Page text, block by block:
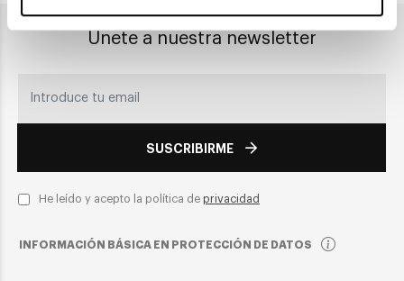
Únete a nuestra newsletter
SUSCRIBIRME
He leído y acepto la política de privacidad
INFORMACIÓN BÁSICA EN PROTECCIÓN DE DATOS